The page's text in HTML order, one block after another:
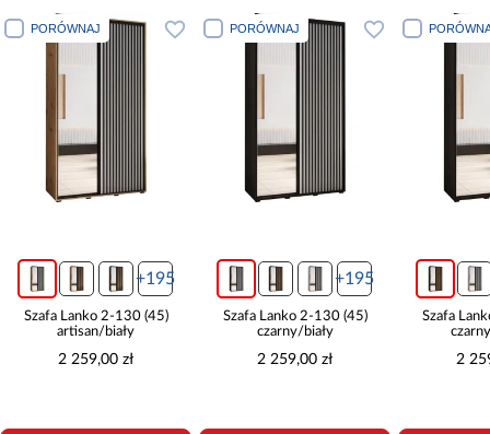
PORÓWNAJ
+195
Szafa Lanko 2-130 (45)
artisan/biały
2 259,00 zł
PORÓWNAJ
+195
Szafa Lanko 2-130 (45)
czarny/biały
2 259,00 zł
Szafa
2